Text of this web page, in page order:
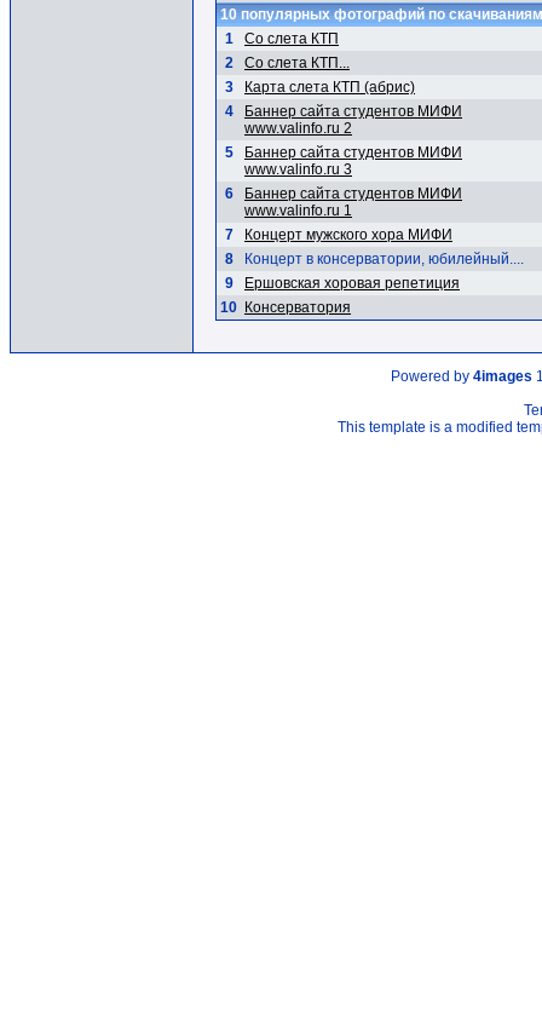
10 популярных фотографий по скачиваниям
1
Со слета КТП
2
Со слета КТП...
3
Карта слета КТП (абрис)
4
Баннер сайта студентов МИФИ
www.valinfo.ru 2
5
Баннер сайта студентов МИФИ
www.valinfo.ru 3
6
Баннер сайта студентов МИФИ
www.valinfo.ru 1
7
Концерт мужского хора МИФИ
8
Концерт в консерватории, юбилейный....
9
Ершовская хоровая репетиция
10 Консерватория
Powered by 4images
This template is a modified